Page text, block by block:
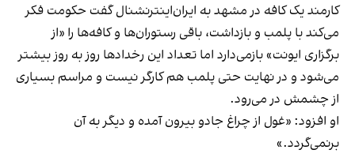
کارمند یک کافه در مشهد به ایران‌اینترنشنال گفت حکومت فکر
می‌کند با پلمب و بازداشت، باقی رستوران‌ها و کافه‌ها را «از
برگزاری ایونت» بازمی‌دارد اما تعداد این رخدادها روز به روز بیشتر
می‌شود و در نهایت حتی پلمب هم کارگر نیست و مراسم بسیاری
از چشمش در می‌رود.
او افزود: «غول از چراغ جادو بیرون آمده و دیگر به آن
برنمی‎‌گردد.»